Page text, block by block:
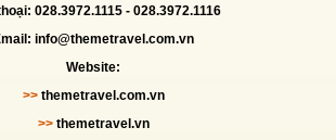
028.3972.1115 - 028.3972.1116
info@themetravel.com.vn
Website:
>> themetravel.com.vn
>> themetravel.vn